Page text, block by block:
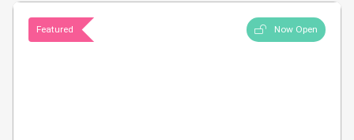
Featured Now Open